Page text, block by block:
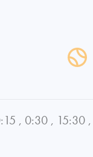
, 0:30 , 15:30 ,